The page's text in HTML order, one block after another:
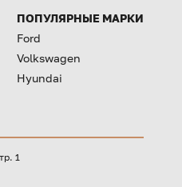
ПОПУЛЯРНЫЕ МАРКИ
Ford
Volkswagen
Hyundai
1